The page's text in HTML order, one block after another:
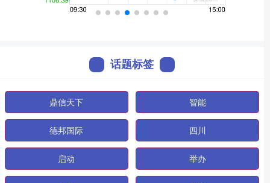
话题标签
鼎信天下 智能
德邦国际 四川
启动 举办